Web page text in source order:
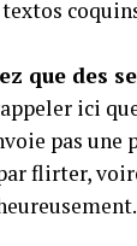
que des
ici
pas
flirter,